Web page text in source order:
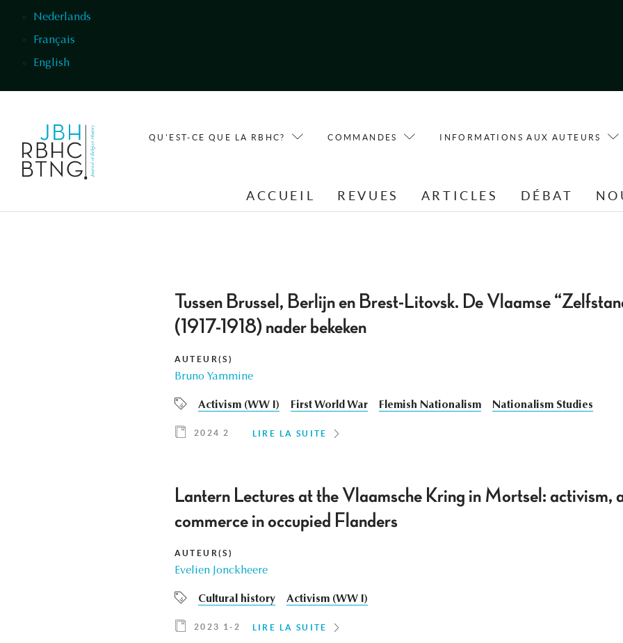
Nederlands
Français
English
QU'EST-CE QUE LA RBHC? COMMANDES INFORMATIONS AUX AUTEURS
ACCUEIL REVUES ARTICLES DÉBAT
Tussen Brussel, Berlijn en Brest-Litovsk. De Vlaamse
(1917-1918) nader bekeken
AUTEUR(S)
Bruno Yammine
Activism (WW I) First World War Flemish Nationalism Nationalism Studies
2024 2 LIRE LA SUITE
Lantern Lectures at the Vlaamsche Kring in Mortsel: activism,
commerce in occupied Flanders
AUTEUR(S)
Evelien Jonckheere
Cultural history Activism (WW I)
2023 1-2 LIRE LA SUITE